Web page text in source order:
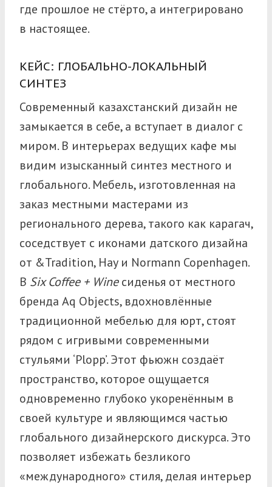
где прошлое не стёрто, а интегрировано
в настоящее.
КЕЙС: ГЛОБАЛЬНО-ЛОКАЛЬНЫЙ
СИНТЕЗ
Современный казахстанский дизайн не
замыкается в себе, а вступает в диалог с
миром. В интерьерах ведущих кафе мы
видим изысканный синтез местного и
глобального. Мебель, изготовленная на
заказ местными мастерами из
регионального дерева, такого как карагач,
соседствует с иконами датского дизайна
от &Tradition, Hay и Normann Copenhagen.
В Six Coffee + Wineсиденья от местного
бренда Aq Objects, вдохновлённые
традиционной мебелью для юрт, стоят
рядом с игривыми современными
стульями ‘Plopp’. Этот фьюжн создаёт
пространство, которое ощущается
одновременно глубоко укоренённым в
своей культуре и являющимся частью
глобального дизайнерского дискурса. Это
позволяет избежать безликого
«международного» стиля, делая интерьер